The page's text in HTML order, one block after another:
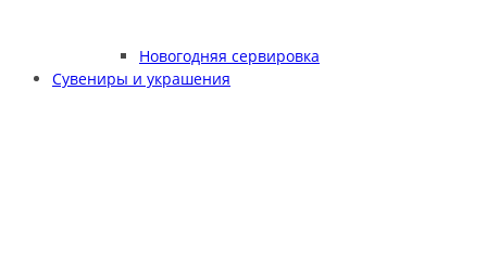
Новогодняя сервировка
Сувениры и украшения